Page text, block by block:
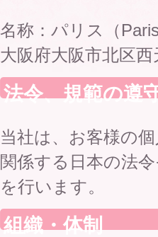
名称：パリス（
大阪府大阪市北区西
法令、規範の遵
当社は、お客様の
関係する日本の法
を行います。
組織・体制